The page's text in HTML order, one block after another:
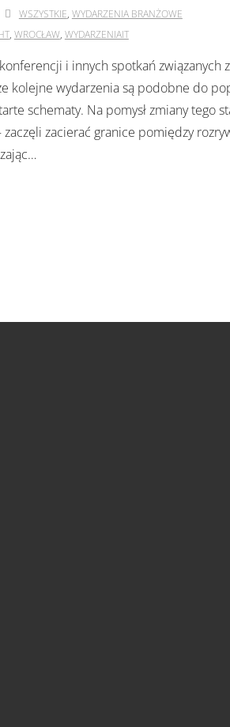
WSZYSTKIE, WYDARZENIA BRANŻOWE
, WROCŁAW, WYDARZENIAIT
i innych spotkań związanych
kolejne wydarzenia są podobne do
schematy. Na pomysł zmiany tego
zacierać granice pomiędzy
…